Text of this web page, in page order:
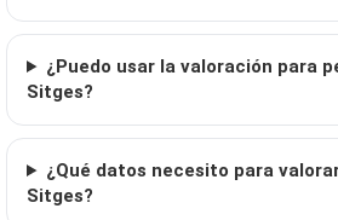
¿Puedo usar la valoración para
Sitges?
¿Qué datos necesito para
Sitges?